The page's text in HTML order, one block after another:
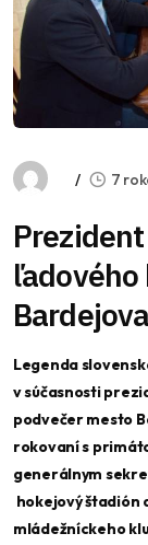
7
ľadového
Bardejova
Legenda
v súčasnosti
podvečer mesto
rokovaní s
generálnym
hokejový štadión
mládežníckeho